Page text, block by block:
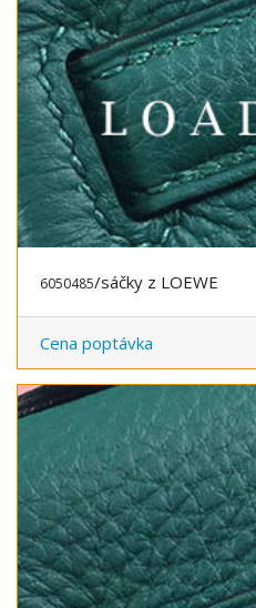
6050485/sáčky z LOEWE
Cena poptávka